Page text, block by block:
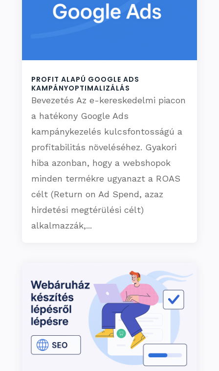
PROFIT ALAPÚ GOOGLE ADS
KAMPÁNYOPTIMALIZÁLÁS
Bevezetés Az e-kereskedelmi piacon
a hatékony Google Ads
kampánykezelés kulcsfontosságú a
profitabilitás növeléséhez. Gyakori
hiba azonban, hogy a webshopok
minden termékre ugyanazt a ROAS
célt (Return on Ad Spend, azaz
hirdetési megtérülési célt)
alkalmazzák,...